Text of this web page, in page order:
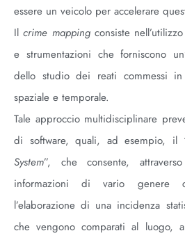
essere un veicolo per accelerare
Ilcrime mappingconsiste
e strumentazioni che forniscono
dello studio dei reati commessi
spaziale e temporale.
Tale approccio multidisciplinare
di software, quali, ad esempio, il
System”, che consente,
informazioni di vario genere
l’elaborazione di una incidenza
che vengono comparati al luogo,